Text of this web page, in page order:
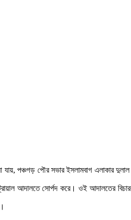
যায়, পঞ্চগড় পৌর সভার ইসলামবাগ এলাকার
আদালতে সোর্পদ করে। ওই আদালতের